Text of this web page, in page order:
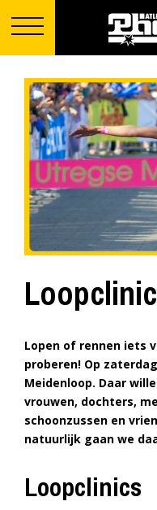
Lopen of rennen iets
proberen! Op
Meidenloop. Daar
vrouwen, dochters,
schoonzussen en
natuurlijk gaan we
Loopclinics